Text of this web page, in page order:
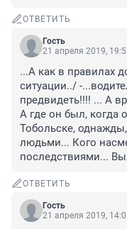
ОТВЕТИТЬ
Гость
21 апреля 2019,
...А как в правилах
ситуации../ -
предвидеть!!!! ... А
А где он был, когда
Тобольске,
людьми... Кого
последствиями...
ОТВЕТИТЬ
Гость
21 апреля 2019,